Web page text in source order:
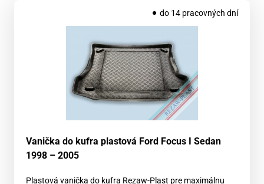
do 14 pracovných dní
Vanička do kufra plastová Ford Focus I Sedan
1998 – 2005
Plastová vanička do kufra Rezaw-Plast pre maximálnu